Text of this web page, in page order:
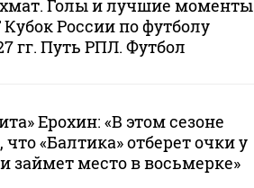
Голы и лучшие моменты
Кубок России по футболу
гг. Путь РПЛ. Футбол
Ерохин: «В этом сезоне
«Балтика» отберет очки у
займет место в восьмерке»